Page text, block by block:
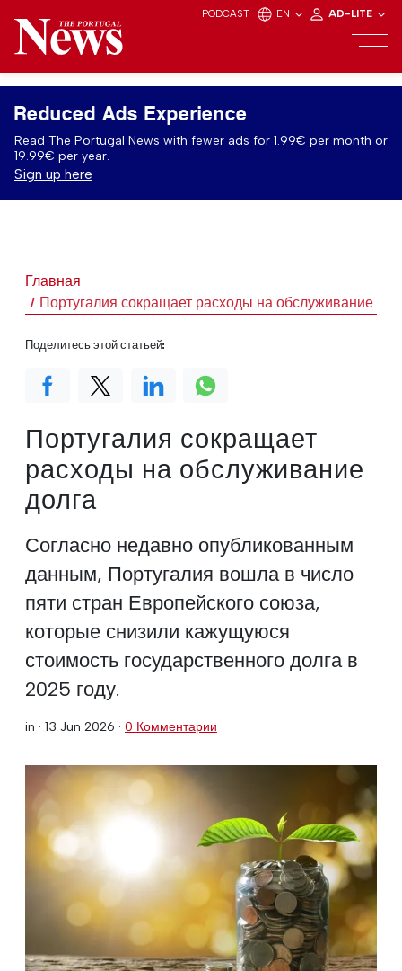
PODCAST EN AD-LITE
Reduced Ads Experience
Read The Portugal News with fewer ads for 1.99€ per month or
19.99€ per year.
Sign up here
Главная
Португалия сокращает расходы на обслуживание
Португалия сокращает
расходы на обслуживание
долга
Согласно недавно опубликованным
данным, Португалия вошла в число
пяти стран Европейского союза,
которые снизили кажущуюся
стоимость государственного долга в
2025 году.
in · 13 Jun 2026 · 0 Комментарии
Поделитесь этой статьей: